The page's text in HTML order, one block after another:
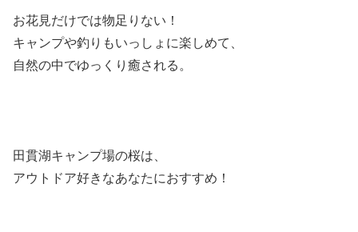
お花見だけでは物足りない！
キャンプや釣りもいっしょに楽しめて、
自然の中でゆっくり癒される。
田貫湖キャンプ場の桜は、
アウトドア好きなあなたにおすすめ！